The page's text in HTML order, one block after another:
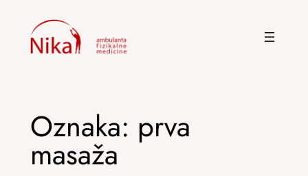
sadržaj
Oznaka: prva
masaža